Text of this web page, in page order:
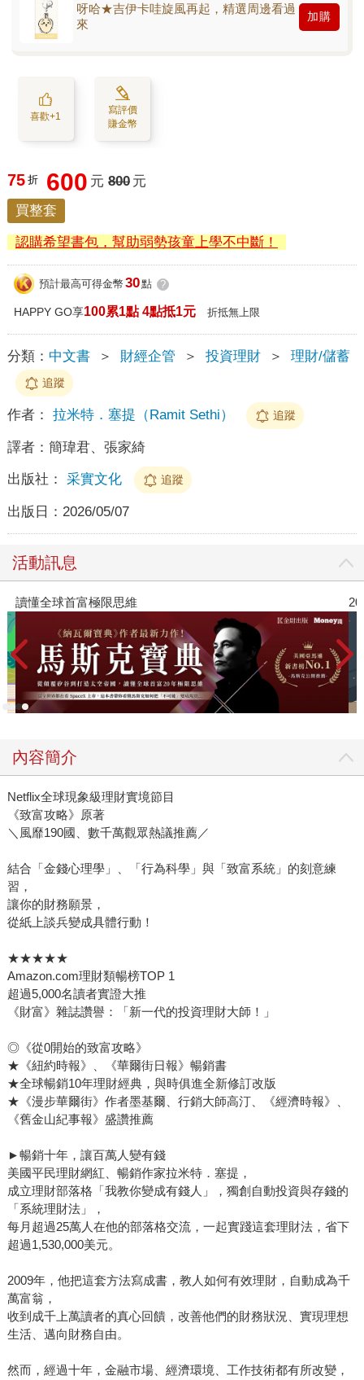
呀哈★吉伊卡哇旋風再起，精選周邊看過
來
加購
喜歡+1
寫評價
賺金幣
75 折 600 元 800 元
買整套
認購希望書包，幫助弱勢孩童上學不中斷！
預計最高可得金幣 30點 ?
HAPPY GO享100累1點 4點抵1元 折抵無上限
分類： 中文書 ＞ 財經企管 ＞ 投資理財 ＞ 理財/儲蓄
追蹤
作者： 拉米特．塞提（Ramit Sethi） 追蹤
譯者： 簡瑋君、張家綺
出版社： 采實文化 追蹤
出版日： 2026/05/07
活動訊息
讀懂全球首富極限思維
內容簡介
Netflix全球現象級理財實境節目
《致富攻略》原著
＼風靡190國、數千萬觀眾熱議推薦／
結合「金錢心理學」、「行為科學」與「致富系統」的刻意練
習，
讓你的財務願景，
從紙上談兵變成具體行動！
★★★★★
Amazon.com理財類暢榜TOP 1
超過5,000名讀者實證大推
《財富》雜誌讚譽：「新一代的投資理財大師！」
◎《從0開始的致富攻略》
★《紐約時報》、《華爾街日報》暢銷書
★全球暢銷10年理財經典，與時俱進全新修訂改版
★《漫步華爾街》作者墨基爾、行銷大師高汀、《經濟時報》、
《舊金山紀事報》盛讚推薦
►暢銷十年，讓百萬人變有錢
美國平民理財網紅、暢銷作家拉米特．塞提，
成立理財部落格「我教你變成有錢人」，獨創自動投資與存錢的
「系統理財法」，
每月超過25萬人在他的部落格交流，一起實踐這套理財法，省下
超過1,530,000美元。
2009年，他把這套方法寫成書，教人如何有效理財，自動成為千
萬富翁，
收到成千上萬讀者的真心回饋，改善他們的財務狀況、實現理想
生活、邁向財務自由。
然而，經過十年，金融市場、經濟環境、工作技術都有所改變，